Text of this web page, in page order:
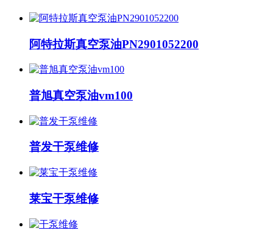
阿特拉斯真空泵油PN2901052200
普旭真空泵油vm100
普发干泵维修
莱宝干泵维修